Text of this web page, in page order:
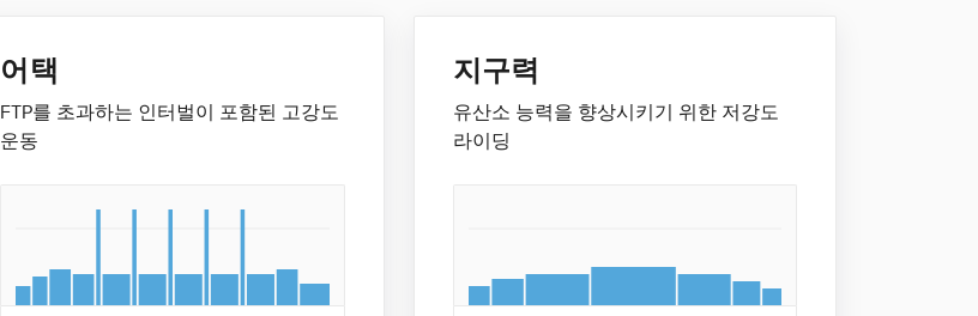
어택
FTP를 초과하는 인터벌이 포함된 고강도
운동
지구력
유산소 능력을 향상시키기 위한 저강도
라이딩